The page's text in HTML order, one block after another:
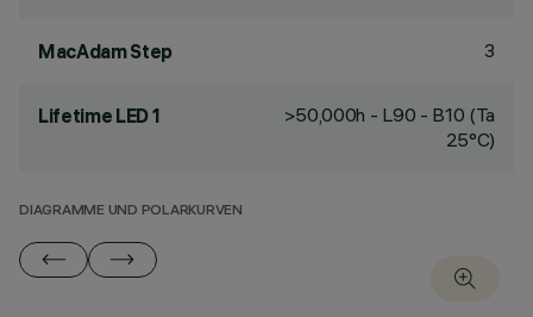
MacAdam Step 3
Lifetime LED 1
>50,000h - L90 - B10 (Ta
25°C)
DIAGRAMME UND POLARKURVEN